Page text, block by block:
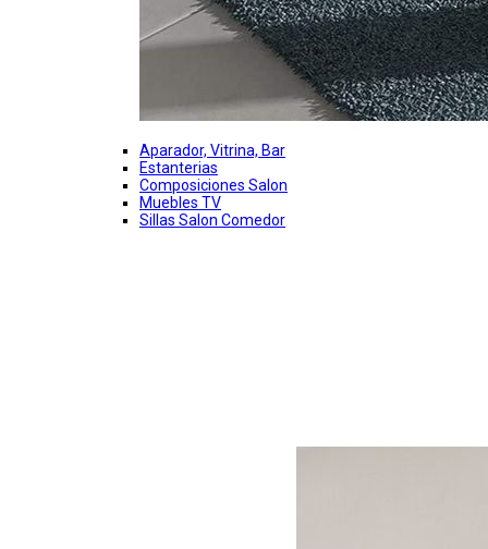
Aparador, Vitrina, Bar
Estanterias
Composiciones Salon
Muebles TV
Sillas Salon Comedor